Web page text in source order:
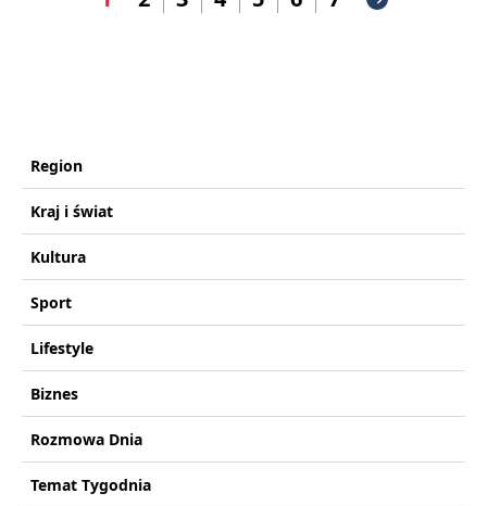
Region
Kraj i świat
Kultura
Sport
Lifestyle
Biznes
Rozmowa Dnia
Temat Tygodnia